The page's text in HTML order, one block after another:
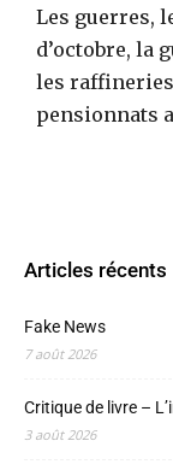
Les guerres,
d’octobre, la
les
pensionnats
Articles récents
Fake News
7 août 2026
Critique de livre –
3 août 2026